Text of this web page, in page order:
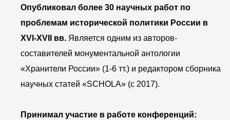
Опубликовал более 30 научных работ по
проблемам исторической политики России в
XVI-XVII вв. Является одним из авторов-
составителей монументальной антологии
«Хранители России» (1-6 тт.) и редактором сборника
научных статей «SCHOLA» (с 2017).
Принимал участие в работе конференций: